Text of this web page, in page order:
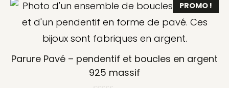
PROMO !
Parure Pavé – pendentif et boucles en argent
925 massif